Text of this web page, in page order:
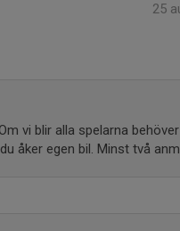
25
Om vi blir alla spelarna
du åker egen bil. Minst två